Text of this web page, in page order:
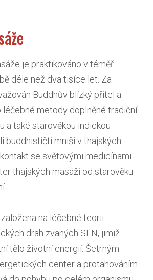
je praktikováno v téměř
déle než dva tisíce let. Za
Buddhův blízký přítel a
léčebné metody doplněné tradiční
a také starověkou indickou
buddhističtí mniši v thajských
se světovými medicínami
thajských masáží od starověku
na léčebné teorii
drah zvaných SEN, jimiž
tělo životní energií. Šetrným
center a protahováním